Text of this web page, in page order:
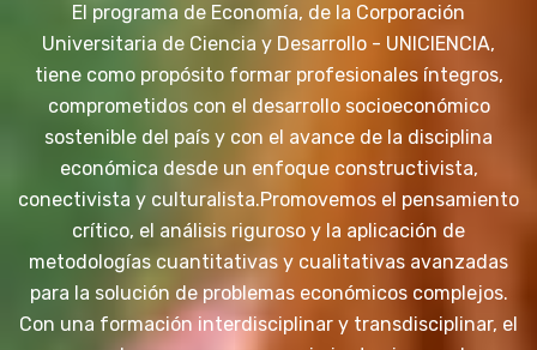
El programa de Economía, de la Corporación
Universitaria de Ciencia y Desarrollo - UNICIENCIA,
tiene como propósito formar profesionales íntegros,
comprometidos con el desarrollo socioeconómico
sostenible del país y con el avance de la disciplina
económica desde un enfoque constructivista,
conectivista y culturalista.Promovemos el pensamiento
crítico, el análisis riguroso y la aplicación de
metodologías cuantitativas y cualitativas avanzadas
para la solución de problemas económicos complejos.
Con una formación interdisciplinar y transdisciplinar, el